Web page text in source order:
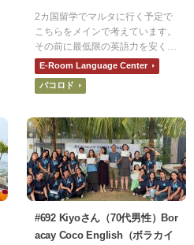
2カ国留学でマルタに行く予定で
こちらをメインで考えています。
その前に最低限の英語力を安く身
につけたかったのでフィリピンに
しました。その中でもE-Roomに
決めた理由は、安さです。他の学
めました。
E-Room Language Center
バコロド
#692 Kiyoさん（70代男性）Bor
acay Coco English（ボラカイ